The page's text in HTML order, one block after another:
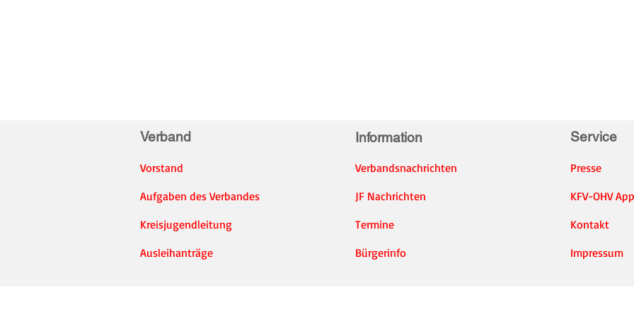
Verband Information Service
Vorstand
Aufgaben des Verbandes
Kreisjugendleitung
Ausleihanträge
Verbandsnachrichten
JF Nachrichten
Termine
Bürgerinfo
Presse
KFV-OHV App
Kontakt
Impressum